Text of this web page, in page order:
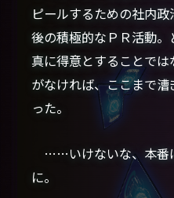
ピールするための社内
後の積極的なＰＲ活動
真に得意とすることで
がなければ、ここまで
った。
……いけないな、本番
に。